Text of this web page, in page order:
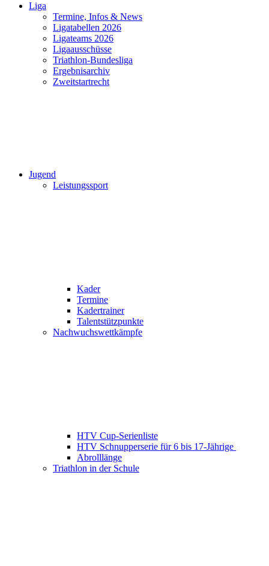
Liga
Termine, Infos & News
Ligatabellen 2026
Ligateams 2026
Ligaausschüsse
Triathlon-Bundesliga
Ergebnisarchiv
Zweitstartrecht
Jugend
Leistungssport
Kader
Termine
Kadertrainer
Talentstützpunkte
Nachwuchswettkämpfe
HTV Cup-Serienliste
HTV Schnupperserie für 6 bis 17-Jährige
Abrolllänge
Triathlon in der Schule